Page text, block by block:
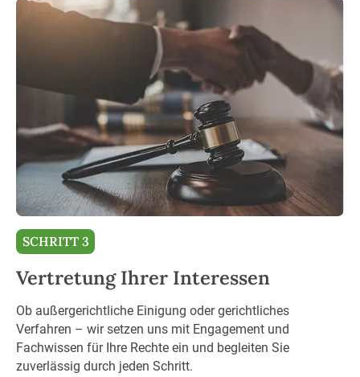
SCHRITT 3
Vertretung Ihrer Interessen
Ob außergerichtliche Einigung oder gerichtliches
Verfahren – wir setzen uns mit Engagement und
Fachwissen für Ihre Rechte ein und begleiten Sie
zuverlässig durch jeden Schritt.